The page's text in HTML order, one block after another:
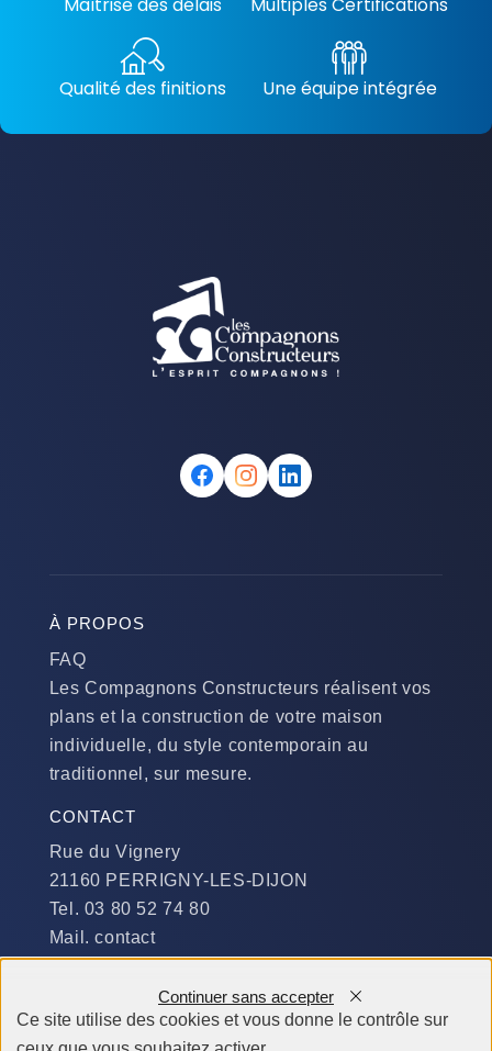
Qualité des finitions Une équipe intégrée
À PROPOS
FAQ
Les Compagnons Constructeurs réalisent vos
plans et la construction de votre maison
individuelle, du style contemporain au
traditionnel, sur mesure.
CONTACT
Rue du Vignery
21160 PERRIGNY-LES-DIJON
Tel. 03 80 52 74 80
Mail. contact
Du Lundi au Jeudi :
​de 9 h à 12 h et de 14 h à 19 h
Ce site utilise des cookies et vous donne le contrôle sur
Continuer sans accepter